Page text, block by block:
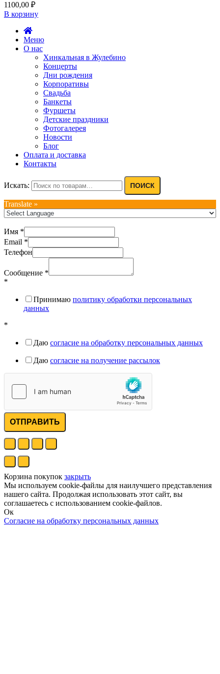
1100,00 ₽
В корзину
Меню
О нас
Хинкальная в Жулебино
Концерты
Дни рождения
Корпоративы
Свадьба
Банкеты
Фуршеты
Детские праздники
Фотогалерея
Новости
Блог
Оплата и доставка
Контакты
Искать: ПОИСК
Translate »
Имя *
Email *
Телефон
Сообщение *
*
Принимаю политику обработки персональных
данных
*
Даю согласие на обработку персональных данных
Даю согласие на получение рассылок
ОТПРАВИТЬ
Корзина покупок закрыть
Мы используем cookie-файлы для наилучшего представления
нашего сайта. Продолжая использовать этот сайт, вы
соглашаетесь с использованием cookie-файлов.
Ок
Согласие на обработку персональных данных